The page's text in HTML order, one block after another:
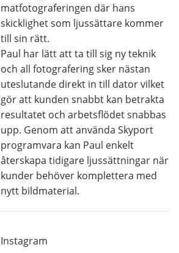
matfotograferingen där hans
skicklighet som ljussättare kommer
till sin rätt.
Paul har lätt att ta till sig ny teknik
och all fotografering sker nästan
uteslutande direkt in till dator vilket
gör att kunden snabbt kan betrakta
resultatet och arbetsflödet snabbas
upp. Genom att använda Skyport
programvara kan Paul enkelt
återskapa tidigare ljussättningar när
kunder behöver komplettera med
nytt bildmaterial.
Instagram